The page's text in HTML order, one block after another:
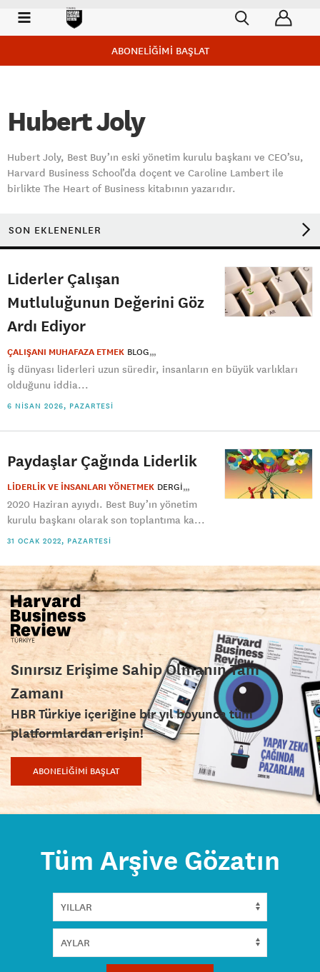
ABONELİĞİMİ BAŞLAT
Hubert Joly
Hubert Joly, Best Buy’ın eski yönetim kurulu başkanı ve CEO’su,
Harvard Business School’da doçent ve Caroline Lambert ile
birlikte The Heart of Business kitabının yazarıdır.
SON EKLENENLER
Liderler Çalışan
Mutluluğunun Değerini Göz
Ardı Ediyor
ÇALIŞANI MUHAFAZA ETMEK BLOG
İş dünyası liderleri uzun süredir, insanların en büyük varlıkları
olduğunu iddia...
6 NISAN 2026, PAZARTESI
Paydaşlar Çağında Liderlik
LİDERLİK VE İNSANLARI YÖNETMEK DERGI
2020 Haziran ayıydı. Best Buy’ın yönetim
kurulu başkanı olarak son toplantıma ka...
31 OCAK 2022, PAZARTESI
Sınırsız Erişime Sahip Olmanın Tam
Zamanı
HBR Türkiye içeriğine bir yıl boyunca tüm
platformlardan erişin!
ABONELİĞİMİ BAŞLAT
Tüm Arşive Gözatın